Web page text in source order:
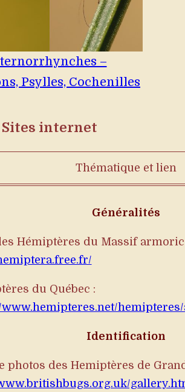
–
Psylles, Cochenilles
Sites internet
Thématique et lien
Généralités
Hémiptères du Massif
du Québec :
www.hemipteres.net/
Identification
photos des Hemiptères de